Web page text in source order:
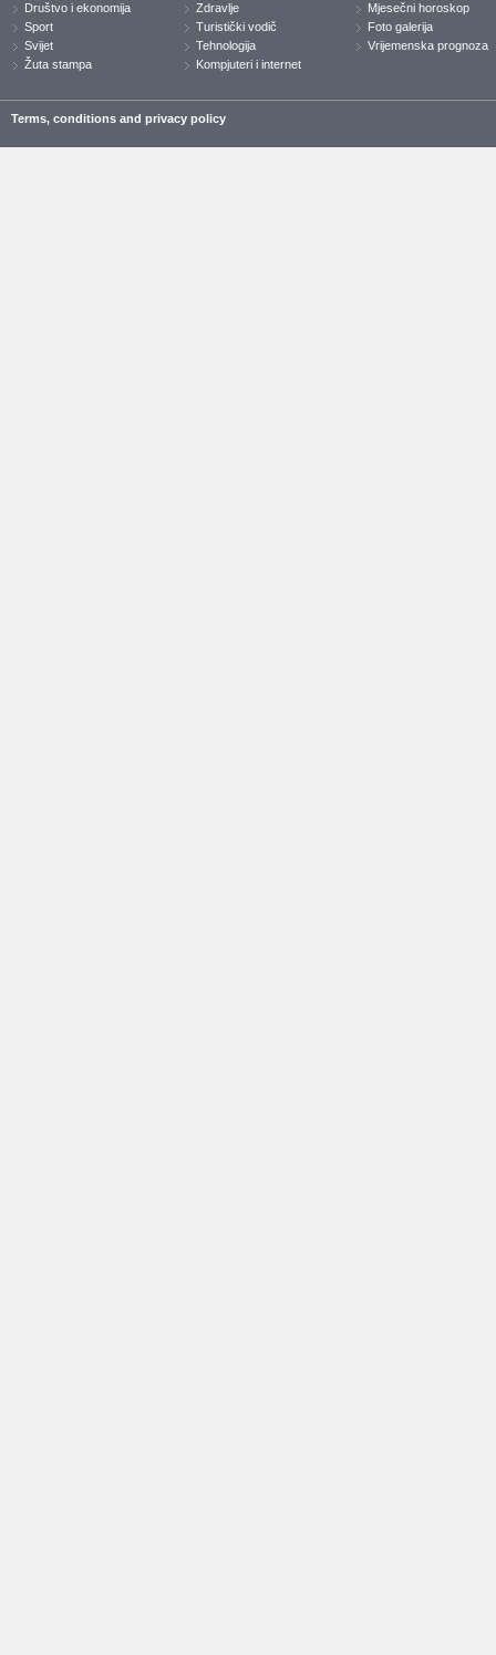
Društvo i ekonomija
Sport
Svijet
Žuta stampa
Zdravlje
Turistički vodič
Tehnologija
Kompjuteri i internet
Mjesečni horoskop
Foto galerija
Vrijemenska prognoza
Terms, conditions and privacy policy